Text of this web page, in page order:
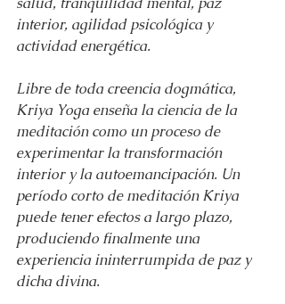
interior, agilidad psicológica y
actividad energética.
Libre de toda creencia dogmática,
Kriya Yoga enseña la ciencia de la
meditación como un proceso de
experimentar la transformación
interior y la autoemancipación. Un
período corto de meditación Kriya
puede tener efectos a largo plazo,
produciendo finalmente una
experiencia ininterrumpida de paz y
dicha divina.